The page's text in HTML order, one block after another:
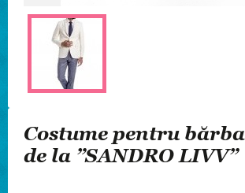
Costume pentru
de la ”SANDRO LIVV”